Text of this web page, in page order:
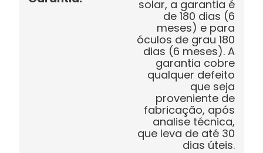
solar, a garantia é
de 180 dias (6
meses) e para
óculos de grau 180
dias (6 meses). A
garantia cobre
qualquer defeito
que seja
proveniente de
fabricação, após
analise técnica,
que leva de até 30
dias úteis.